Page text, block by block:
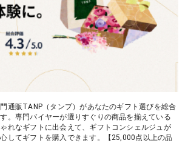
通販TANP（タンプ）があなたのギフト選びを総合
。専門バイヤーが選りすぐりの商品を揃えている
れなギフトに出会えて、ギフトコンシェルジュが
してギフトを購入できます。【25,000点以上の品